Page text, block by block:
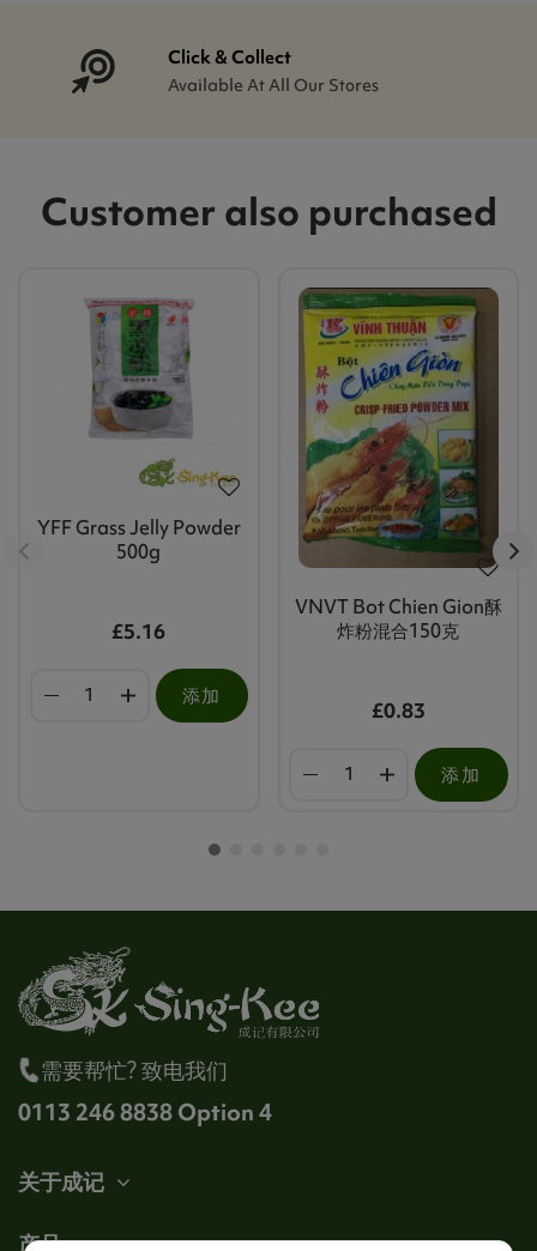
Click & Collect
Available At All Our Stores
Customer also purchased
YFF Grass Jelly Powder
500g
£5.16
添加
VNVT Bot Chien Gion酥
炸粉混合150克
£0.83
添加
需要帮忙? 致电我们
0113 246 8838 Option 4
关于成记
产品